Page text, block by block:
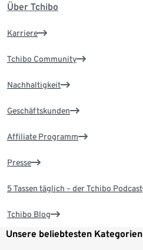
Über Tchibo
Karriere
Tchibo Community
Nachhaltigkeit
Geschäftskunden
Affiliate Programm
Presse
5 Tassen täglich – der Tchibo Podcast
Tchibo Blog
Unsere beliebtesten Kategorien